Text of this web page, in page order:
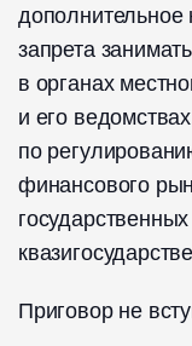
дополнительное
запрета
в органах
и его
по
финансового
Приговор не